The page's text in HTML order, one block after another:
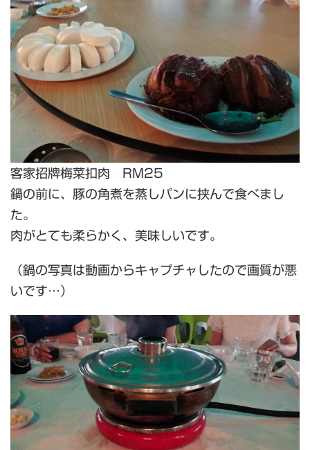
客家招牌梅菜扣肉 RM25
鍋の前に、豚の角煮を蒸しパンに挟んで食べまし
た。
肉がとても柔らかく、美味しいです。
（鍋の写真は動画からキャプチャしたので画質が悪
いです…）